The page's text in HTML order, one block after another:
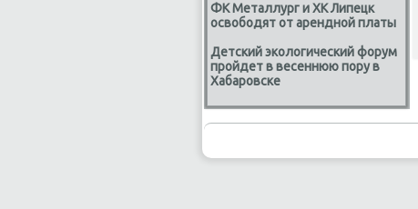
ФК Металлург и ХК Липецк
освободят от арендной платы
Детский экологический форум
пройдет в весеннюю пору в
Хабаровске